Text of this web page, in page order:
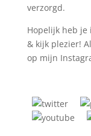
verzorgd.
Hopelijk heb je
& kijk plezier!
op mijn